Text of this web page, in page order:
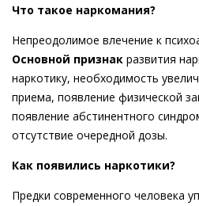
Что такое наркомания?
Непреодолимое влечение к
Основной признак развития
наркотику, необходимость
приема, появление физической
появление абстинентного
отсутствие очередной дозы.
Как появились наркотики?
Предки современного человека